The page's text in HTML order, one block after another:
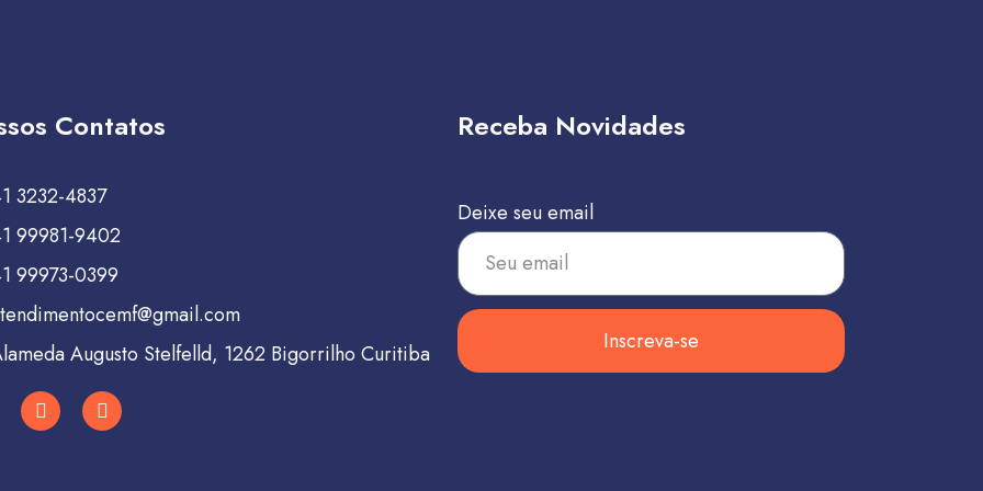
Contatos
3232-4837
99981-9402
99973-0399
Augusto Stelfelld, 1262 Bigorrilho Curitiba
Receba Novidades
Deixe seu email
Inscreva-se